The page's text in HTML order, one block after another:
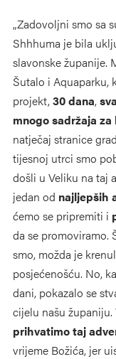
„Zadovoljni smo sa
Shhhuma je bila
slavonske županije.
Šutalo i Aquaparku,
projekt,30 dana,
mnogo sadržaja
natječaj stranice
tijesnoj utrci smo
došli u Veliku na taj
jedan od najljepših
ćemo se pripremiti i
da se promoviramo.
smo, možda je
posjećenošću. No,
dani, pokazalo se
cijelu našu
prihvatimo taj
vrijeme Božića, jer